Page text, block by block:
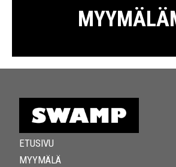
ETUSIVU
MYYMÄLÄ